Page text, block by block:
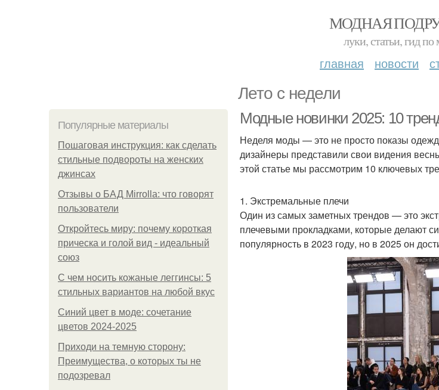
МОДНАЯ
луки, статьи, гид по
главная новости
Лето с недели
Популярные материалы
Пошаговая инструкция: как сделать
стильные подвороты на женских
джинсах
Отзывы о БАД Mirrolla: что говорят
пользователи
Откройтесь миру: почему короткая
прическа и голой вид - идеальный
союз
С чем носить кожаные леггинсы: 5
стильных вариантов на любой вкус
Синий цвет в моде: сочетание
цветов 2024-2025
Приходи на темную сторону:
Преимущества, о которых ты не
подозревал
Модные новинки 2025: 10
Неделя моды — это не просто показы
дизайнеры представили свои видения
этой статье мы рассмотрим 10 ключевых
1. Экстремальные плечи
Один из самых заметных трендов — это
плечевыми прокладками, которые делают
популярность в 2023 году, но в 2025 он